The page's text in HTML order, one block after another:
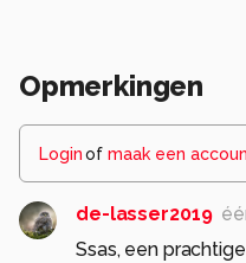
Opmerkingen
Loginof maak een
de-lasser2019
Ssas, een